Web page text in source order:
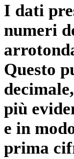
I dati
numeri
Questo
più
e in
prima